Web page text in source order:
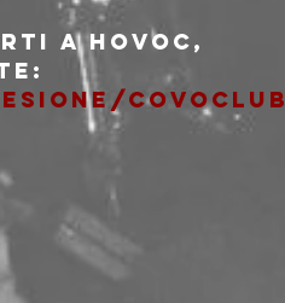
a HOVOC,
covoclub